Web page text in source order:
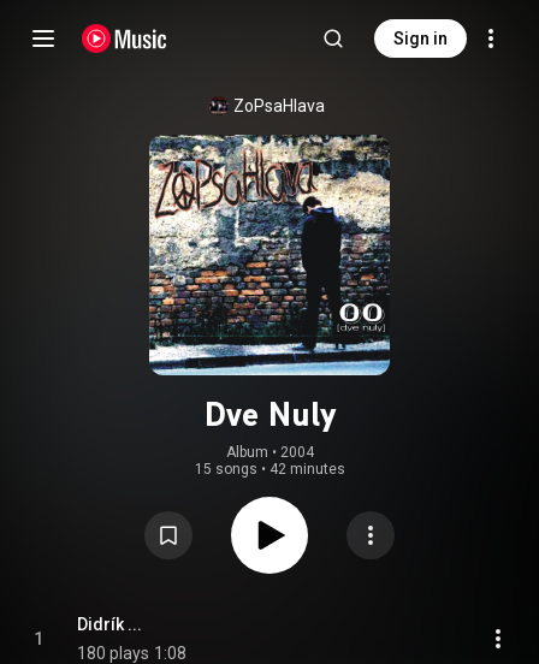
Sign in
ZoPsaHlava
Dve Nuly
Album • 2004
15 songs • 42 minutes
1
Didrík ...
180 plays 1:08